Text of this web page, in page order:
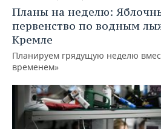
Планы на неделю:
первенство по водным
Кремле
Планируем грядущую неделю
временем»